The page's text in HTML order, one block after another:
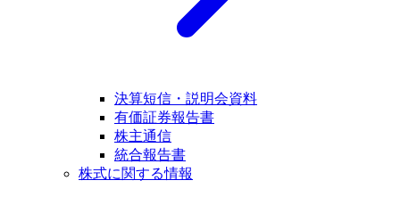
決算短信・説明会資料
有価証券報告書
株主通信
統合報告書
株式に関する情報